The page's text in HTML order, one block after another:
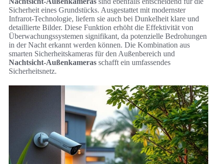
Sicherheit eines Grundstücks. Ausgestattet mit modernster
Infrarot-Technologie, liefern sie auch bei Dunkelheit klare und
detaillierte Bilder. Diese Funktion erhöht die Effektivität von
Überwachungssystemen signifikant, da potenzielle Bedrohungen
in der Nacht erkannt werden können. Die Kombination aus
smarten Sicherheitskameras für den Außenbereich und
Nachtsicht-Außenkameras schafft ein umfassendes
Sicherheitsnetz.